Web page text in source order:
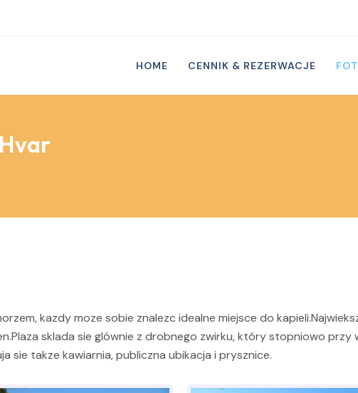
HOME CENNIK & REZERWACJE
kazdy moze sobie znalezc idealne miejsce do
sklada sie glównie z drobnego zwirku, który stopniowo przy
sie takze kawiarnia, publiczna ubikacja i prysznice.